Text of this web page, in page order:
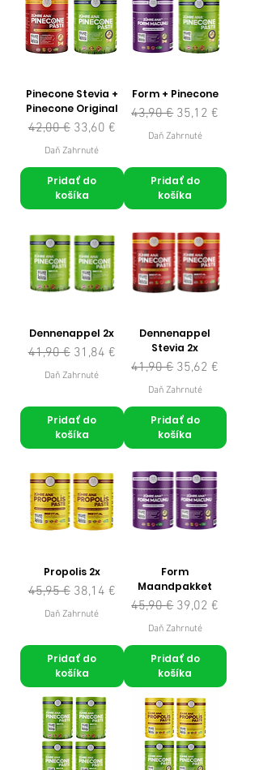
Pinecone Stevia +
Pinecone Original
Normálna cena
42,00 € Zľavnená cena
33,60 €
Daň Zahrnuté
Pridať do
košíka
Form + Pinecone
Normálna cena
43,90 € Zľavnená cena
35,12 €
Daň Zahrnuté
Pridať do
košíka
Dennenappel 2x
Normálna cena
41,90 € Zľavnená cena
31,84 €
Daň Zahrnuté
Pridať do
košíka
Dennenappel
Stevia 2x
Normálna cena
41,90 € Zľavnená cena
35,62 €
Daň Zahrnuté
Pridať do
košíka
Propolis 2x
Normálna cena
45,95 € Zľavnená cena
38,14 €
Daň Zahrnuté
Pridať do
košíka
Form
Maandpakket
Normálna cena
45,90 € Zľavnená cena
39,02 €
Daň Zahrnuté
Pridať do
košíka